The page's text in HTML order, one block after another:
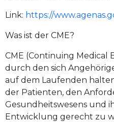
Link: https://
Was ist der CME?
CME (Continuing Medical
durch den sich
auf dem Laufenden
der Patienten, den
Gesundheitswesens und
Entwicklung gerecht zu